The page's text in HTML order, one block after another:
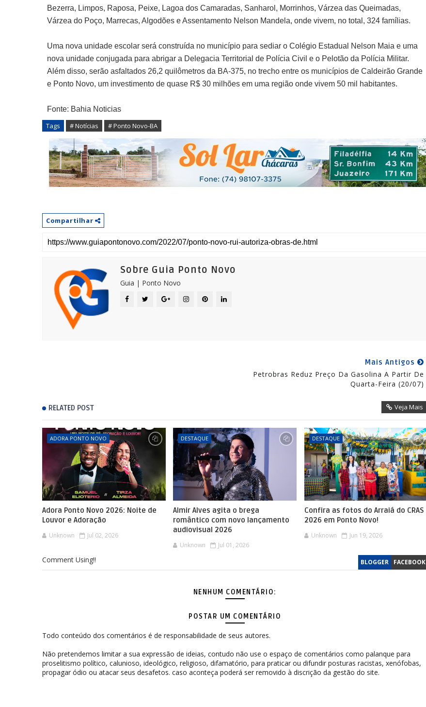
Bezerra, Limpos, Raposa, Peixe, Lagoa dos Camaradas, Sanharol, Morrinhos, Várzea das Queimadas,
Várzea do Poço, Marrecas, Algodões e Assentamento Nelson Mandela, onde vivem, no total, 324 famílias.
Uma nova unidade escolar será construída no município para sediar o Colégio Estadual Nelson Maia e uma
nova unidade conjugada para abrigar a Delegacia Territorial de Polícia Civil e o Pelotão da Polícia Militar.
Além disso, serão asfaltados 26,2 quilômetros da BA-375, no trecho entre os municípios de Caldeirão Grande
e Ponto Novo, um investimento de quase R$ 30 milhões em uma região onde vivem 50 mil habitantes.
Fonte: Bahia Noticias
Tags # Notícias # Ponto Novo-BA
Compartilhar
Sobre Guia Ponto Novo
Guia | Ponto Novo
Mais Antigos
Petrobras Reduz Preço Da Gasolina A Partir De
Quarta-Feira (20/07)
RELATED POST Veja Mais
ADORA PONTO NOVO
Adora Ponto Novo 2026: Noite de
Louvor e Adoração
Unknown Jul 02, 2026
DESTAQUE
Almir Alves agita o brega
romântico com novo lançamento
audiovisual 2026
Unknown Jul 01, 2026
DESTAQUE
Confira as fotos do Arraiá do CRAS
2026 em Ponto Novo!
Unknown Jun 19, 2026
BLOGGER FACEBOOK
Comment Using!!
NENHUM COMENTÁRIO:
POSTAR UM COMENTÁRIO
Todo conteúdo dos comentários é de responsabilidade de seus autores.
Não pretendemos limitar a sua expressão de ideias, contudo não use o espaço de comentários como palanque para
proselitismo político, calunioso, ideológico, religioso, difamatório, para praticar ou difundir posturas racistas, xenófobas,
propagar ódio ou atacar seus desafetos. caso aconteça poderá ser removido à discrição da gestão do site.